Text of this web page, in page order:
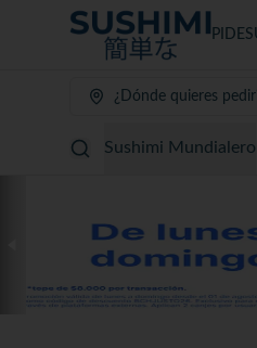
PIDE
¿Dónde quieres
Sushimi Mundialero